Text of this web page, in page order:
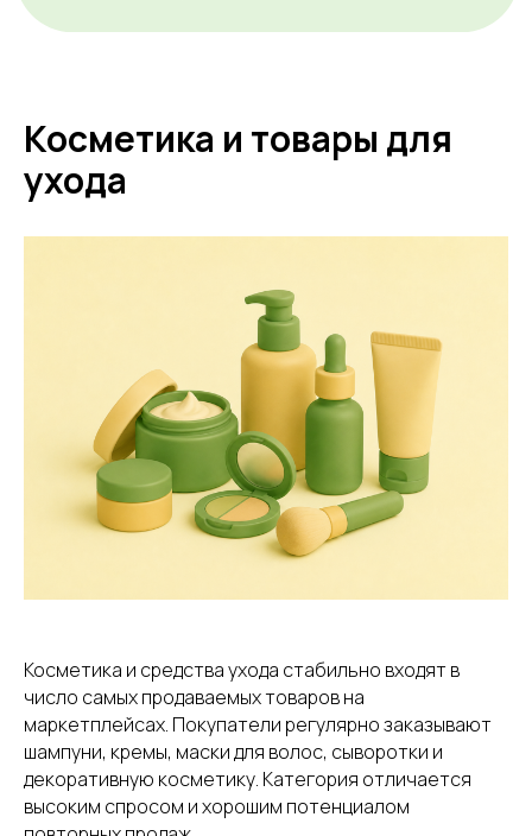
Косметика и товары для
ухода
Косметика и средства ухода стабильно входят в
число самых продаваемых товаров на
маркетплейсах. Покупатели регулярно заказывают
шампуни, кремы, маски для волос, сыворотки и
декоративную косметику. Категория отличается
высоким спросом и хорошим потенциалом